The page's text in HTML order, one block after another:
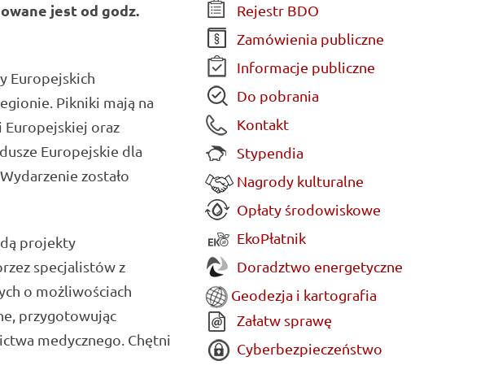
jest od godz.
Europejskich
Pikniki mają na
Europejskiej oraz
Europejskie dla
zostało
projekty
specjalistów z
o możliwościach
przygotowując
medycznego. Chętni
Rejestr BDO
Zamówienia publiczne
Informacje publiczne
Do pobrania
Kontakt
Stypendia
Nagrody kulturalne
Opłaty środowiskowe
EkoPłatnik
Doradztwo energetyczne
Geodezja i kartografia
Załatw sprawę
Cyberbezpieczeństwo